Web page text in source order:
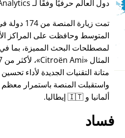
دول العالم حرفيًا وفقًا لـ Google Analytics.
تمت زيارة
المتوسط وحافظت على المراكز
لمصطلحات البحث المميزة، بما
المثال
Citroën Ami
متانة التقنيات الجديدة لأداء
ألمانيا و 🇮🇹 إيطاليا.
فساد